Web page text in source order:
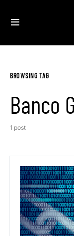
BROWSING TAG
Banco
1 post